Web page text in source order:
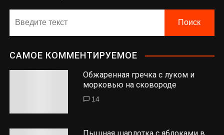
САМОЕ КОММЕНТИРУЕМОЕ
Обжаренная гречка с луком и
морковью на сковороде
14